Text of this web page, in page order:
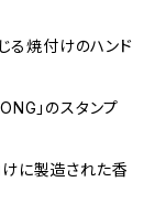
る焼付けのハンド
」のスタンプ
に製造された香